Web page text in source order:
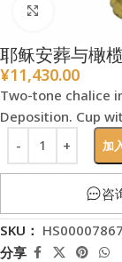
耶稣安葬与橄
¥11,430.00
Two-tone chalice
Deposition. Cup
加
咨
SKU： HS00007867
分享